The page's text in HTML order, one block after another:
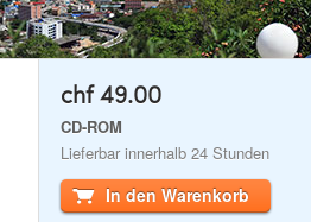
chf 49.00
CD-ROM
Lieferbar innerhalb 24 Stunden
In den Warenkorb